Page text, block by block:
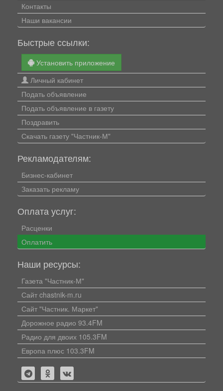
Контакты
Наши вакансии
Быстрые ссылки:
Установить приложение
Личный кабинет
Подать объявление
Подать объявление в газету
Поздравить
Скачать газету "Частник-М"
Рекламодателям:
Бизнес-кабинет
Заказать рекламу
Оплата услуг:
Расценки
Оплатить
Наши ресурсы:
Газета "Частник-М"
Сайт chastnik-m.ru
Сайт "Частник. Маркет"
Дорожное радио 93.4FM
Радио для двоих 105.3FM
Европа плюс 103.3FM